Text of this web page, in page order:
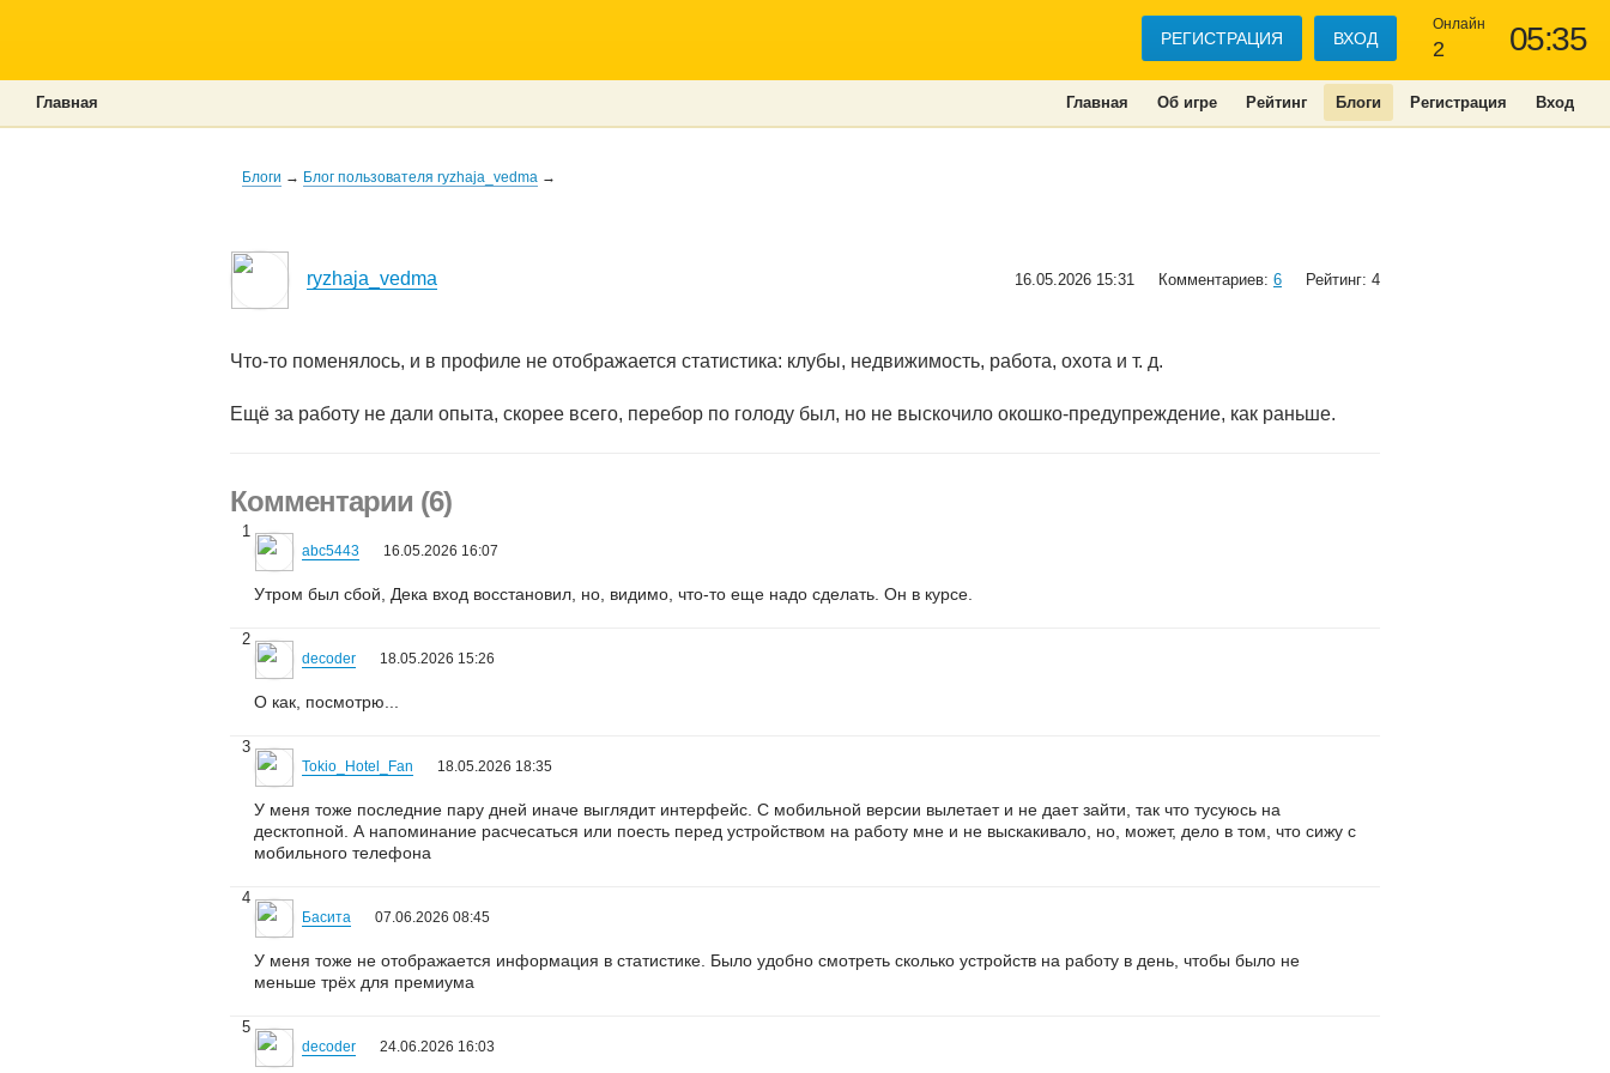
05:35
Онлайн
2
РЕГИСТРАЦИЯ ВХОД
Главная Об игре Рейтинг Блоги Регистрация Вход
Главная
Блоги → Блог пользователя ryzhaja_vedma →
ryzhaja_vedma 16.05.2026 15:31 Комментариев: 6 Рейтинг: 4
Что-то поменялось, и в профиле не отображается статистика: клубы, недвижимость, работа, охота и т. д.
Ещё за работу не дали опыта, скорее всего, перебор по голоду был, но не выскочило окошко-предупреждение, как раньше.
Комментарии (6)
1
abc5443 16.05.2026 16:07
Утром был сбой, Дека вход восстановил, но, видимо, что-то еще надо сделать. Он в курсе.
2
decoder 18.05.2026 15:26
О как, посмотрю...
3
Tokio_Hotel_Fan 18.05.2026 18:35
У меня тоже последние пару дней иначе выглядит интерфейс. С мобильной версии вылетает и не дает зайти, так что тусуюсь на
десктопной. А напоминание расчесаться или поесть перед устройством на работу мне и не выскакивало, но, может, дело в том, что сижу с
мобильного телефона
4
Басита 07.06.2026 08:45
У меня тоже не отображается информация в статистике. Было удобно смотреть сколько устройств на работу в день, чтобы было не
меньше трёх для премиума
5
decoder 24.06.2026 16:03